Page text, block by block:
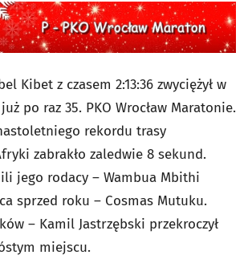
Kibet z czasem 2:13:36 zwyciężył w
po raz 35. PKO Wrocław Maratonie.
rekordu trasy
zabrakło zaledwie 8 sekund.
jego rodacy – Wambua Mbithi
sprzed roku – Cosmas Mutuku.
– Kamil Jastrzębski przekroczył
miejscu.